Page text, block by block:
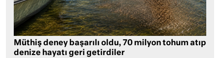
Müthiş deney başarılı oldu, 70 milyon tohum atıp
denize hayatı geri getirdiler